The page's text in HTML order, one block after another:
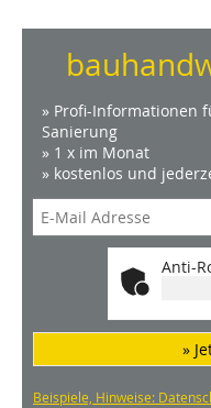
» Profi-Informationen
Sanierung
» 1 x im Monat
» kostenlos und
Anti-
»
Beispiele, Hinweise: